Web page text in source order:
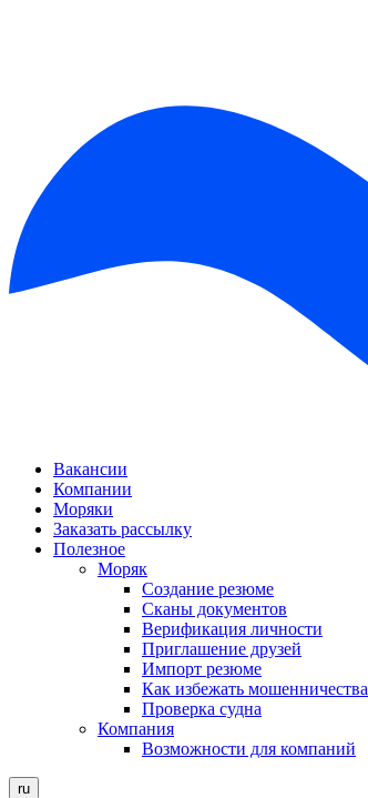
Вакансии
Компании
Моряки
Заказать рассылку
Полезное
Моряк
Создание резюме
Сканы документов
Верификация личности
Приглашение друзей
Импорт резюме
Как избежать мошенничества
Проверка судна
Компания
Возможности для компаний
ru